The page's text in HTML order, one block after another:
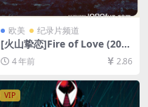
欧美 纪录片频道
[火山挚恋]Fire of Love (202
2)[百度网盘+迅雷云盘资源10
80P超清未删减][MP4/6GB]
[官方中字]
4 年前 2.86
VIP